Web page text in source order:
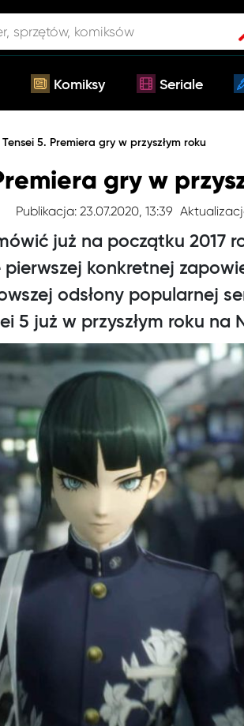
Komiksy Seriale
5. Premiera gry w przyszłym roku
gry w
Publikacja: 23.07.2020, 13:39
już na początku 2017
konkretnej
odsłony popularnej
5 już w przyszłym roku na